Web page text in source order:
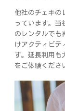
他社のチェキの
っています。当
のレンタルでも
けアクティビテ
す。延長利用も
をご体験くださ